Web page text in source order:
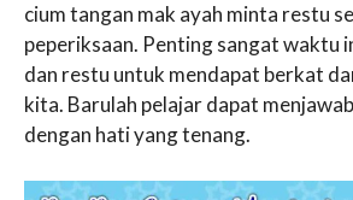
cium tangan mak ayah minta restu
peperiksaan. Penting sangat waktu
dan restu untuk mendapat berkat
kita. Barulah pelajar dapat
dengan hati yang tenang.